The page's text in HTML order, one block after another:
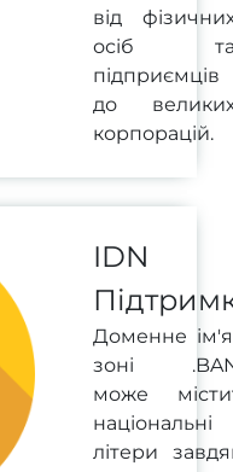
від
осіб
підприємців
до
корпорацій.
IDN
Доменне
зоні
може
національні
літери